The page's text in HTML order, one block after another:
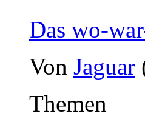
Das wo-
Von Jaguar
Themen